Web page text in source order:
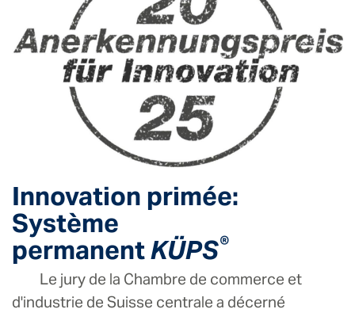
Innovation primée:
Système
permanentKÜPS®
Le jury de la Chambre de commerce et
d'industrie de Suisse centrale a décerné